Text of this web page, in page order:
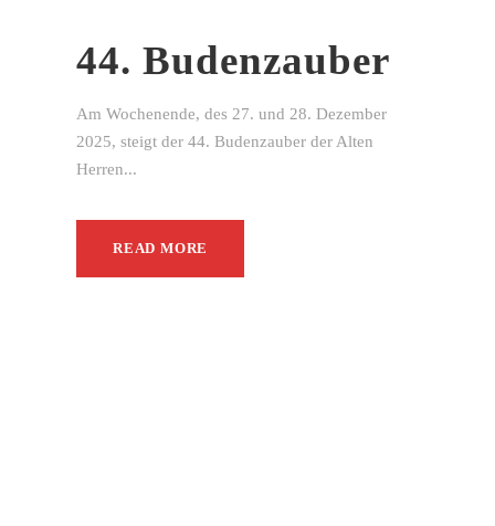
44. Budenzauber
Am Wochenende, des 27. und 28. Dezember
2025, steigt der 44. Budenzauber der Alten
Herren...
READ MORE